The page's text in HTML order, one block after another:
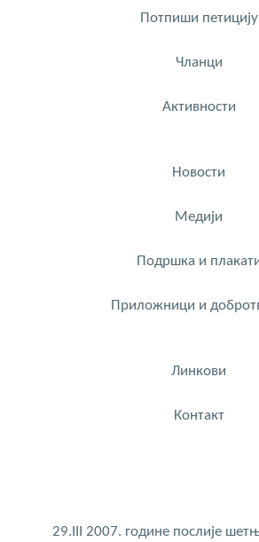
Потпиши петицију
Чланци
Активности
Новости
Медији
Подршка и
Приложници и
Линкови
Контакт
29.III 2007. године послије